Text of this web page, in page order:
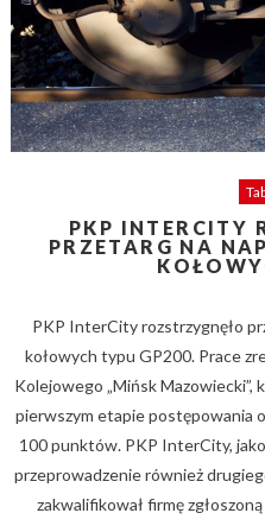
PKP INTERCITY
PRZETARG NA
PKP InterCity rozstrzygnęło
kołowych typu GP200. Prace
Kolejowego „Mińsk Mazowiecki”,
pierwszym etapie postępowania
100 punktów. PKP InterCity,
przeprowadzenie również
zakwalifikował firmę